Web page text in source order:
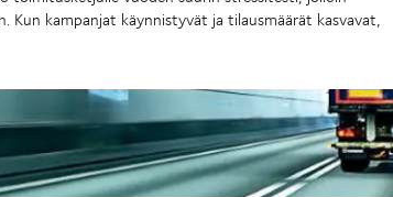
kampanjat käynnistyvät ja tilausmäärät kasvavat,